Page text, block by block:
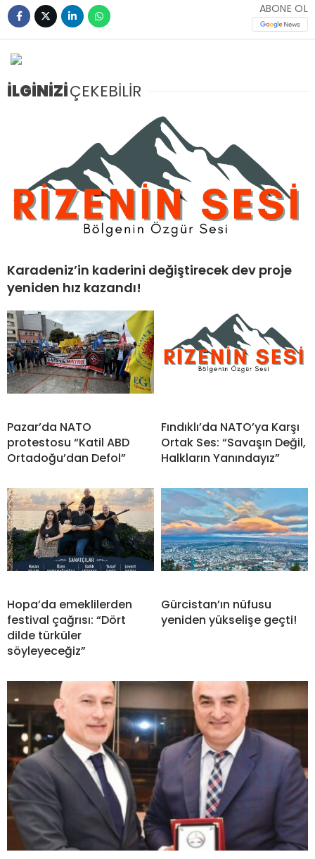
ABONE OL
İLGİNİZİÇEKEBİLİR
Karadeniz’in kaderini değiştirecek dev proje
yeniden hız kazandı!
Pazar’da NATO
protestosu “Katil ABD
Ortadoğu’dan Defol”
Fındıklı’da NATO’ya Karşı
Ortak Ses: “Savaşın Değil,
Halkların Yanındayız”
Hopa’da emeklilerden
festival çağrısı: “Dört
dilde türküler
söyleyeceğiz”
Gürcistan’ın nüfusu
yeniden yükselişe geçti!